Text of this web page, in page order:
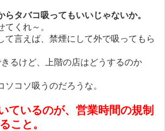
タバコ吸ってもいいじゃないか。
くれ～。
て言えば、禁煙にして外で吸ってもら
るけど、上階の店はどうするのか
コソ吸うのだろうな。
ているのが、営業時間の規制
こと。